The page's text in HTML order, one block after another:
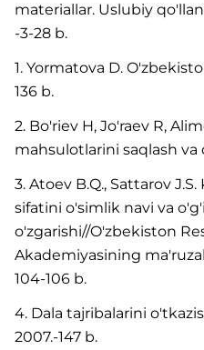
materiallar. Uslubiy
-3-28 b.
1. Yormatova D.
136 b.
2. Bo'riev H, Jo'raev R,
mahsulotlarini saqlash va
3. Atoev B.Q., Sattarov
sifatini o'simlik navi va
o'zgarishi//O'zbekiston
Akademiyasining
104-106 b.
4. Dala tajribalarini
2007.-147 b.